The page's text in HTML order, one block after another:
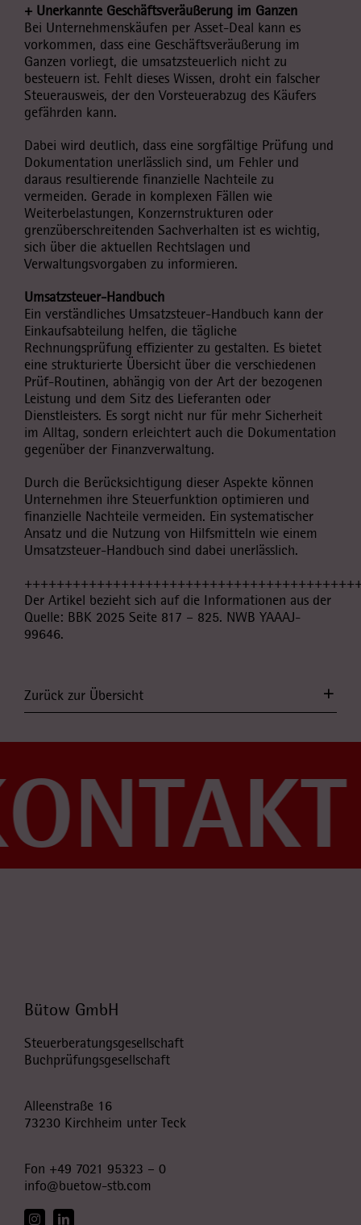
+ Unerkannte Geschäftsveräußerung im Ganzen
Bei Unternehmenskäufen per Asset-Deal kann es
vorkommen, dass eine Geschäftsveräußerung im
Ganzen vorliegt, die umsatzsteuerlich nicht zu
besteuern ist. Fehlt dieses Wissen, droht ein falscher
Steuerausweis, der den Vorsteuerabzug des Käufers
gefährden kann.
Dabei wird deutlich, dass eine sorgfältige Prüfung und
Dokumentation unerlässlich sind, um Fehler und
daraus resultierende finanzielle Nachteile zu
vermeiden. Gerade in komplexen Fällen wie
Weiterbelastungen, Konzernstrukturen oder
grenzüberschreitenden Sachverhalten ist es wichtig,
sich über die aktuellen Rechtslagen und
Verwaltungsvorgaben zu informieren.
Umsatzsteuer-Handbuch
Ein verständliches Umsatzsteuer-Handbuch kann der
Einkaufsabteilung helfen, die tägliche
Rechnungsprüfung effizienter zu gestalten. Es bietet
eine strukturierte Übersicht über die verschiedenen
Prüf-Routinen, abhängig von der Art der bezogenen
Leistung und dem Sitz des Lieferanten oder
Dienstleisters. Es sorgt nicht nur für mehr Sicherheit
im Alltag, sondern erleichtert auch die Dokumentation
gegenüber der Finanzverwaltung.
Durch die Berücksichtigung dieser Aspekte können
Unternehmen ihre Steuerfunktion optimieren und
finanzielle Nachteile vermeiden. Ein systematischer
Ansatz und die Nutzung von Hilfsmitteln wie einem
Umsatzsteuer-Handbuch sind dabei unerlässlich.
Der Artikel bezieht sich auf die Informationen aus der
Quelle: BBK 2025 Seite 817 – 825. NWB YAAAJ-
99646.
Zurück zur Übersicht
Bütow GmbH
Steuerberatungsgesellschaft
Buchprüfungsgesellschaft
Alleenstraße 16
73230 Kirchheim unter Teck
Fon +49 7021 95323 – 0
info@buetow-stb.com